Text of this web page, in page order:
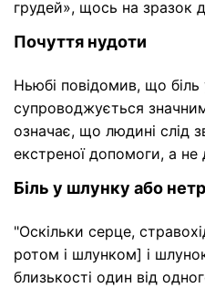
грудей», щось на зразок
Почуття нудоти
Ньюбі повідомив, що
супроводжується
означає, що людині слід
екстреної допомоги, а не
Біль у шлунку або
"Оскільки серце,
ротом і шлунком] і
близькості один від